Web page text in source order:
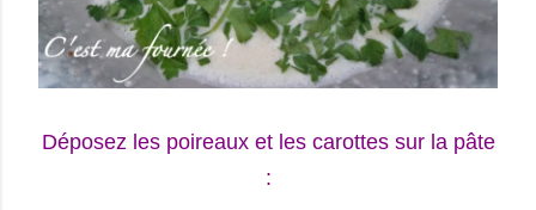
Déposez les poireaux et les carottes sur la pâte
: